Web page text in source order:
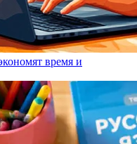
время и